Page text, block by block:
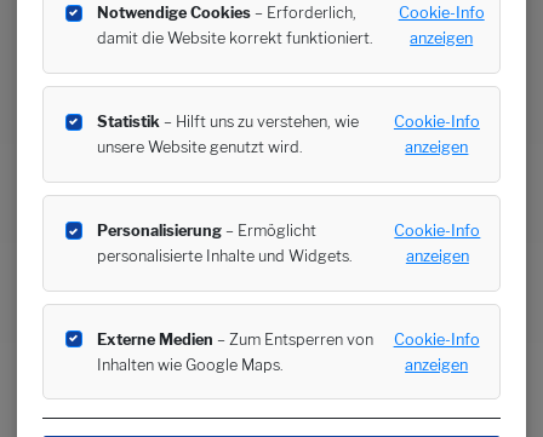
Notwendige Cookies– Erforderlich,
damit die Website korrekt funktioniert.
Cookie-Info
anzeigen
Statistik– Hilft uns zu verstehen, wie
unsere Website genutzt wird.
Cookie-Info
anzeigen
Personalisierung– Ermöglicht
personalisierte Inhalte und Widgets.
Cookie-Info
anzeigen
Externe Medien – Zum Entsperren von
Inhalten wie Google Maps.
Cookie-Info
anzeigen